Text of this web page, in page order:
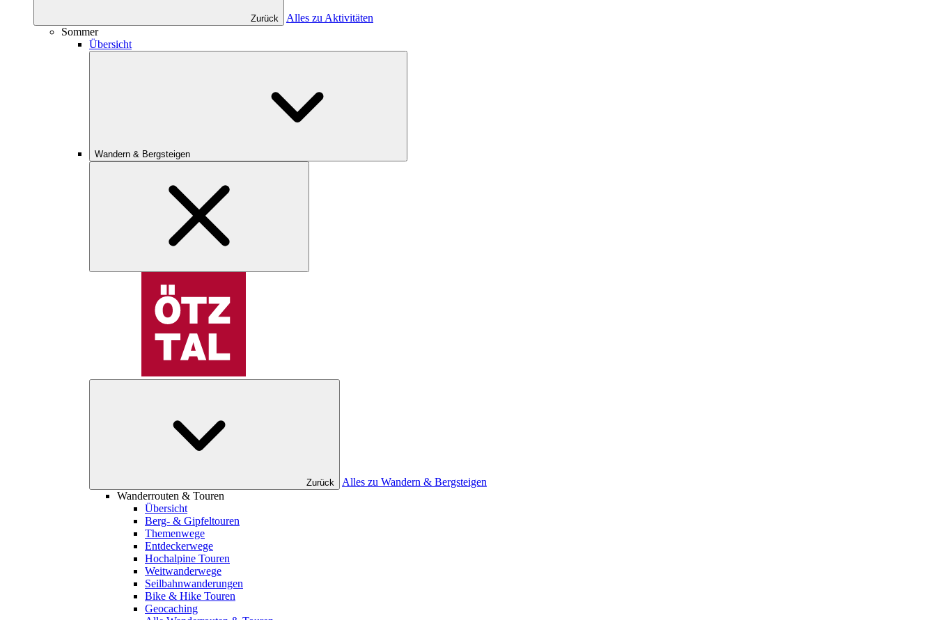
Zurück
Alles zu Aktivitäten
Sommer
Übersicht
Wandern & Bergsteigen
Zurück
Alles zu Wandern & Bergsteigen
Wanderrouten & Touren
Übersicht
Berg- & Gipfeltouren
Themenwege
Entdeckerwege
Hochalpine Touren
Weitwanderwege
Seilbahnwanderungen
Bike & Hike Touren
Geocaching